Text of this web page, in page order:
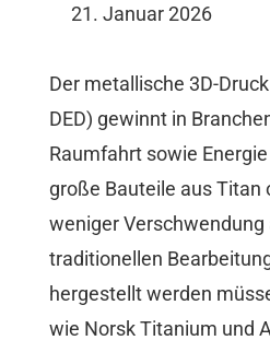
21. Januar 2026
Der metallische 3D-
DED) gewinnt in
Raumfahrt sowie
große Bauteile aus Titan
weniger Verschwendung
traditionellen
hergestellt werden
wie Norsk Titanium und